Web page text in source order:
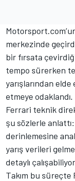
merkezinde
bir fırsata
tempo sürerken
yarışlarından
etmeye odaklandı.
Ferrari teknik
şu sözlerle
derinlemesine
yarış verileri
detaylı
Takım bu süreçte